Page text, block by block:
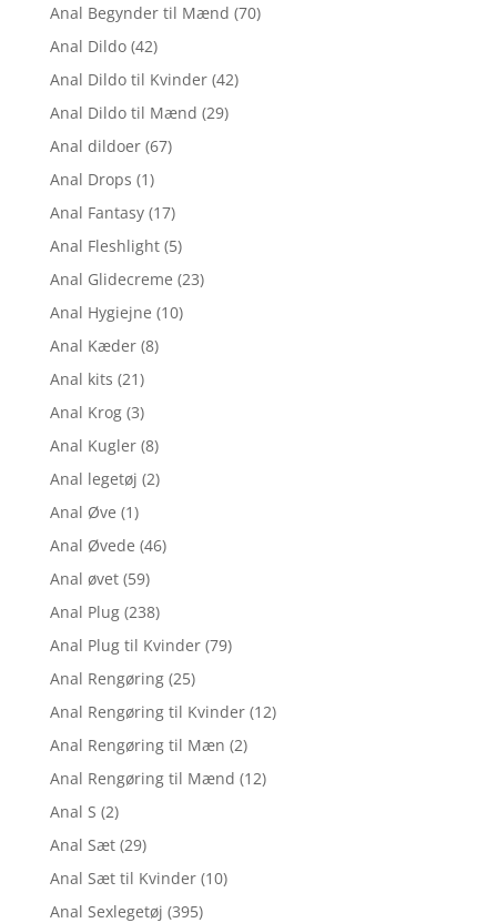
Anal Begynder til Mænd (70)
Anal Dildo (42)
Anal Dildo til Kvinder (42)
Anal Dildo til Mænd (29)
Anal dildoer (67)
Anal Drops (1)
Anal Fantasy (17)
Anal Fleshlight (5)
Anal Glidecreme (23)
Anal Hygiejne (10)
Anal Kæder (8)
Anal kits (21)
Anal Krog (3)
Anal Kugler (8)
Anal legetøj (2)
Anal Øve (1)
Anal Øvede (46)
Anal øvet (59)
Anal Plug (238)
Anal Plug til Kvinder (79)
Anal Rengøring (25)
Anal Rengøring til Kvinder (12)
Anal Rengøring til Mæn (2)
Anal Rengøring til Mænd (12)
Anal S (2)
Anal Sæt (29)
Anal Sæt til Kvinder (10)
Anal Sexlegetøj (395)